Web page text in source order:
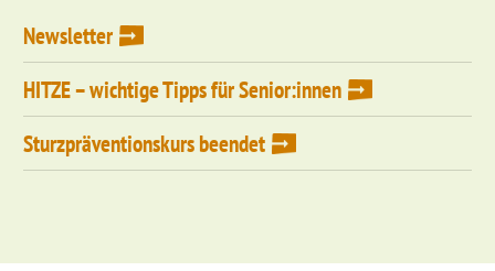
Newsletter
HITZE – wichtige Tipps für Senior:innen
Sturzpräventionskurs beendet